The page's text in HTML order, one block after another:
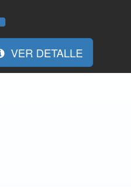
VER DETALLE